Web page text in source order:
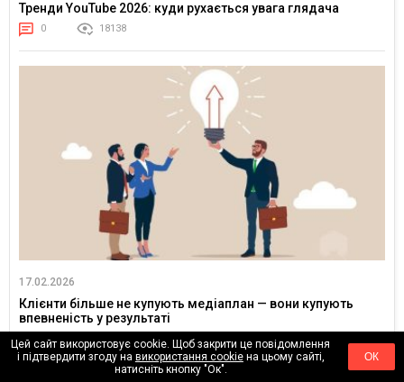
Тренди YouTube 2026: куди рухається увага глядача
0 18138
17.02.2026
Клієнти більше не купують медіаплан — вони купують
впевненість у результаті
Цей сайт використовує cookie. Щоб закрити це повідомлення
і підтвердити згоду на використання cookieна цьому сайті,
натисніть кнопку "Ок".
ОК